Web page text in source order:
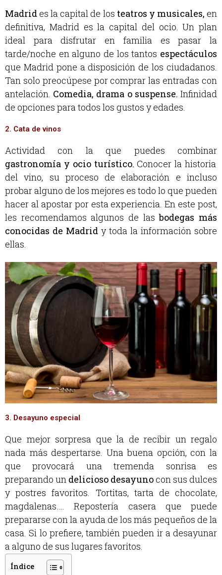
Madrides la capital de los teatros y musicales, en
definitiva, Madrid es la capital del ocio. Un plan
ideal para disfrutar en familia es pasar la
tarde/noche en alguno de los tantos espectáculos
que Madrid pone a disposición de los ciudadanos.
Tan solo preocúpese por comprar las entradas con
antelación. Comedia, drama o suspense. Infinidad
de opciones para todos los gustos y edades.
2. Cata de vinos
Actividad con la que puedes combinar
gastronomía y ocio turístico. Conocer la historia
del vino, su proceso de elaboración e incluso
probar alguno de los mejores es todo lo que pueden
hacer al apostar por esta experiencia. En este post,
les recomendamos algunos de las bodegas más
conocidas de Madrid y toda la información sobre
ellas.
3. Desayuno especial
Que mejor sorpresa que la de recibir un regalo
nada más despertarse. Una buena opción, con la
que provocará una tremenda sonrisa es
preparando un delicioso desayunocon sus dulces
y postres favoritos. Tortitas, tarta de chocolate,
magdalenas…. Repostería casera que puede
prepararse con la ayuda de los más pequeños de la
casa. Si lo prefiere, también pueden ir a desayunar
a alguno de sus lugares favoritos.
Índice